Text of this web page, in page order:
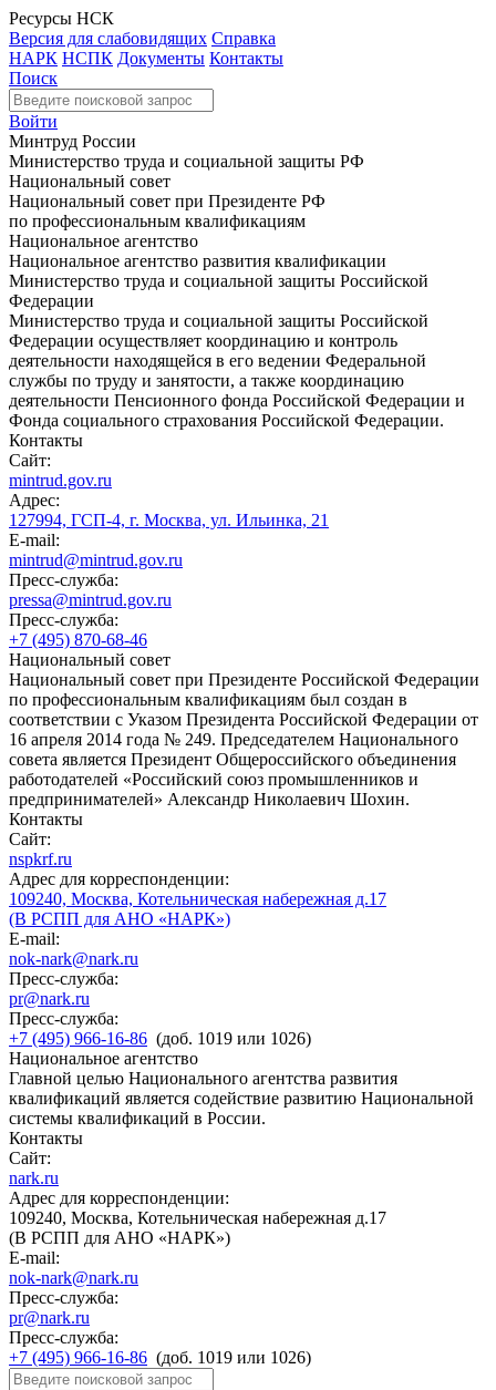
Ресурсы НСК
Версия для слабовидящих Справка
НАРК НСПК Документы Контакты
Поиск
Войти
Минтруд России
Министерство труда и социальной защиты РФ
Национальный совет
Национальный совет при Президенте РФ
по профессиональным квалификациям
Национальное агентство
Национальное агентство развития квалификации
Министерство труда и социальной защиты Российской
Федерации
Министерство труда и социальной защиты Российской
Федерации осуществляет координацию и контроль
деятельности находящейся в его ведении Федеральной
службы по труду и занятости, а также координацию
деятельности Пенсионного фонда Российской Федерации и
Фонда социального страхования Российской Федерации.
Контакты
Сайт:
mintrud.gov.ru
Адрес:
127994, ГСП-4, г. Москва, ул. Ильинка, 21
E-mail:
mintrud@mintrud.gov.ru
Пресс-служба:
pressa@mintrud.gov.ru
Пресс-служба:
+7 (495) 870-68-46
Национальный совет
Национальный совет при Президенте Российской Федерации
по профессиональным квалификациям был создан в
соответствии с Указом Президента Российской Федерации от
16 апреля 2014 года № 249. Председателем Национального
совета является Президент Общероссийского объединения
работодателей «Российский союз промышленников и
предпринимателей» Александр Николаевич Шохин.
Контакты
Сайт:
nspkrf.ru
Адрес для корреспонденции:
109240, Москва, Котельническая набережная д.17
(В РСПП для АНО «НАРК»)
E-mail:
nok-nark@nark.ru
Пресс-служба:
pr@nark.ru
Пресс-служба:
+7 (495) 966-16-86 (доб. 1019 или 1026)
Национальное агентство
Главной целью Национального агентства развития
квалификаций является содействие развитию Национальной
системы квалификаций в России.
Контакты
Сайт:
nark.ru
Адрес для корреспонденции:
109240, Москва, Котельническая набережная д.17
(В РСПП для АНО «НАРК»)
E-mail:
nok-nark@nark.ru
Пресс-служба:
pr@nark.ru
Пресс-служба:
+7 (495) 966-16-86 (доб. 1019 или 1026)